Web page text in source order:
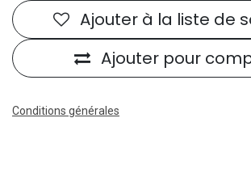
Ajouter pour
Ajouter à la liste de
Conditions générales